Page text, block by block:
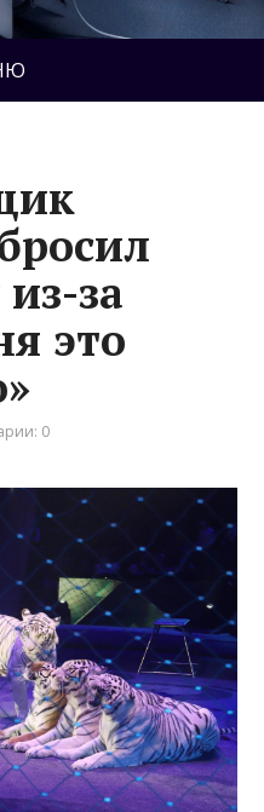
за
это
0